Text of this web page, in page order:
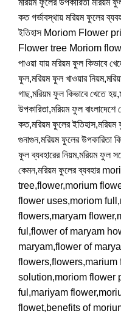
মরিয়ম ফুলের উপকারিতা মরিয়ম
কত গর্ভাবস্থায় মরিয়ম ফুলের
ইতিহাস Moriom Flower
Flower tree Moriom flower
পাওয়া যায় মরিয়ম ফুল কিভাবে
ফুল,মরিয়ম ফুল খাওয়ার
গাছ,মরিয়ম ফুল কিভাবে খেতে
উপকারিতা,মরিয়ম ফুল
কত,মরিয়ম ফুলের ইতিহাস,মরিয়ম
গুনাগুন,মরিয়ম ফুলের উপকারিতা
ফুল ব্যবহারের নিয়ম,মরিয়ম ফুল
কেমন,মরিয়ম ফুলের ব্যবহার
tree,flower,morium
flower uses,moriom
flowers,maryam
ful,flower of maryam
maryam,flower of
solution,moriom flower
ful,mariyam
flowet,benefits of